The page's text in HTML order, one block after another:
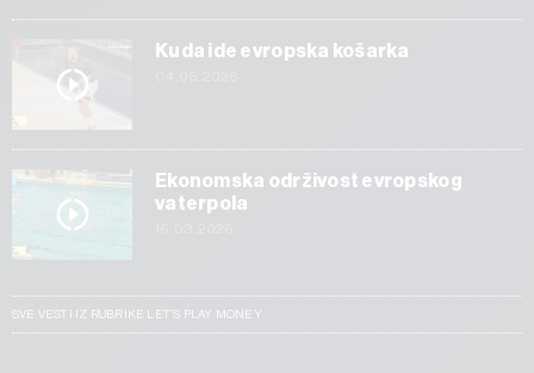
Kuda ide evropska košarka
Ekonomska održivost evropskog
vaterpola
SVE VESTI IZ RUBRIKE LET’S PLAY MONEY